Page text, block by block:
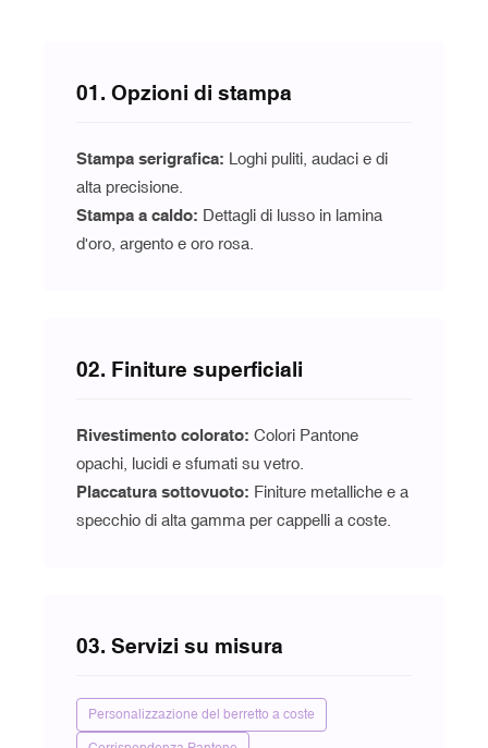
01. Opzioni di stampa
Stampa serigrafica: Loghi puliti, audaci e di
alta precisione.
Stampa a caldo: Dettagli di lusso in lamina
d'oro, argento e oro rosa.
02. Finiture superficiali
Rivestimento colorato: Colori Pantone
opachi, lucidi e sfumati su vetro.
Placcatura sottovuoto: Finiture metalliche e a
specchio di alta gamma per cappelli a coste.
03. Servizi su misura
Personalizzazione del berretto a coste